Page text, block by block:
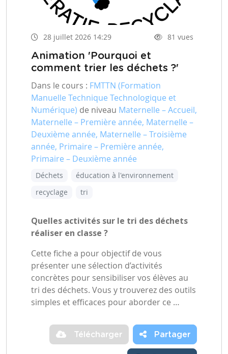
28 juillet 2026 14:29 81 vues
Animation 'Pourquoi et
comment trier les déchets ?'
Dans le cours : FMTTN (Formation
Manuelle Technique Technologique et
Numérique) de niveau Maternelle – Accueil,
Maternelle – Première année, Maternelle –
Deuxième année, Maternelle – Troisième
année, Primaire – Première année,
Primaire – Deuxième année
Déchets
éducation à l'environnement
recyclage
tri
Quelles activités sur le tri des déchets
réaliser en classe ?
Cette fiche a pour objectif de vous
présenter une sélection d’activités
concrètes pour sensibiliser vos élèves au
tri des déchets. Vous y trouverez des outils
simples et efficaces pour aborder ce …
Télécharger Partager